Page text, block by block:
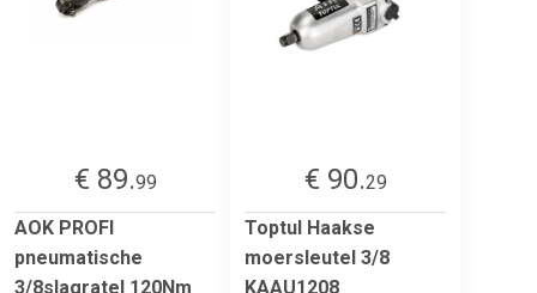
€ 89.99
AOK PROFI
pneumatische
3/8slagratel 120Nm
€ 90.29
Toptul Haakse
moersleutel 3/8
KAAU1208